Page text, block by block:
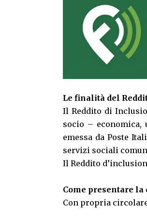
Le finalità del
Il Reddito di
socio –
emessa da Poste
servizi sociali
Il Reddito
Come presentare la
Con propria